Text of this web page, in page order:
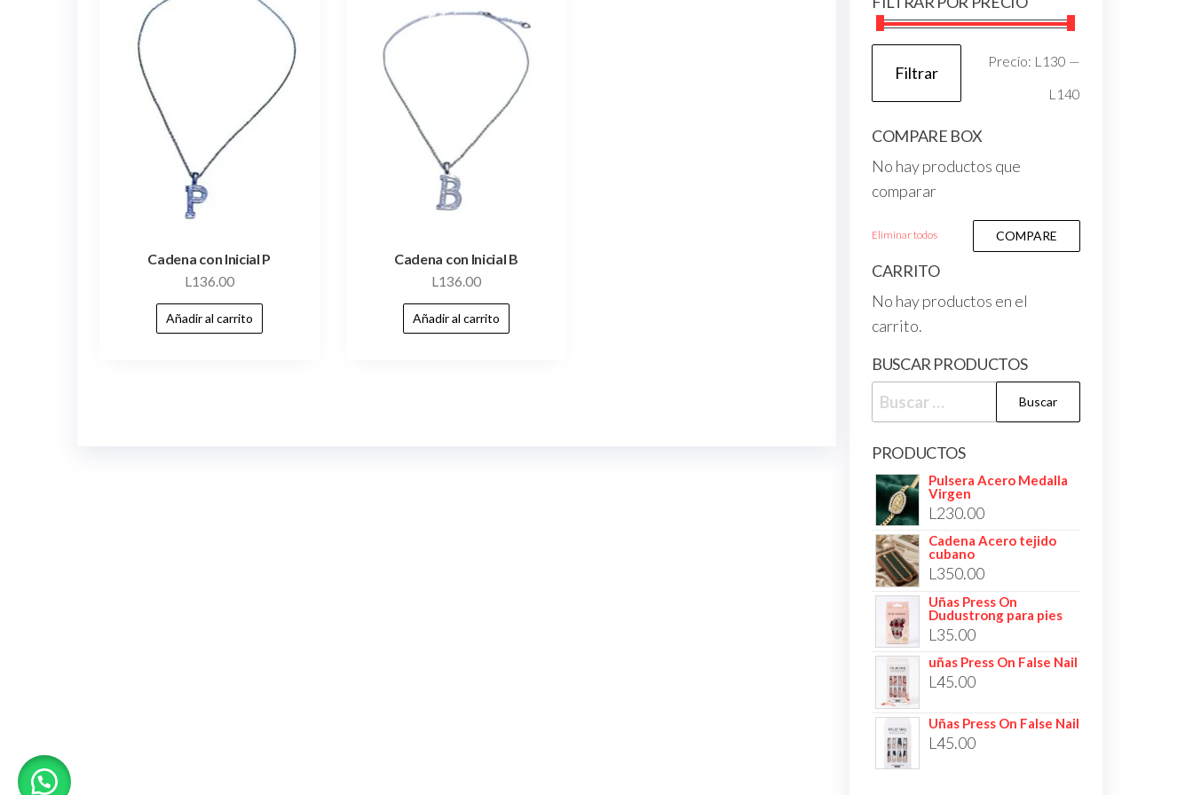
Cadena con Inicial P
L136.00
Añadir al carrito
Cadena con Inicial B
L136.00
Añadir al carrito
Filtrar
Precio: L130 —
L140
COMPARE BOX
No hay productos que
comparar
Eliminar todos COMPARE
CARRITO
No hay productos en el
carrito.
BUSCAR PRODUCTOS
PRODUCTOS
Pulsera Acero Medalla
Virgen
L 230.00
Cadena Acero tejido
cubano
L 350.00
Uñas Press On
Dudustrong para pies
L 35.00
uñas Press On False Nail
L 45.00
Uñas Press On False Nail
L 45.00